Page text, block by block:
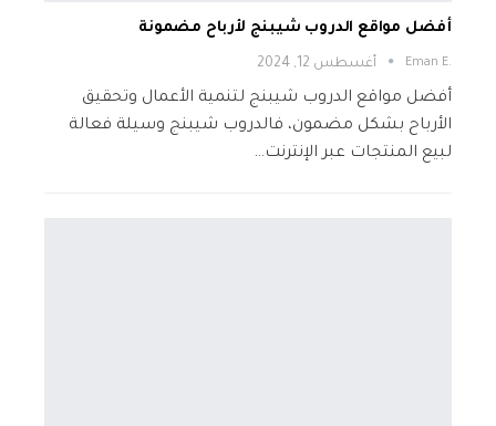
أفضل مواقع الدروب شيبنج لأرباح مضمونة
.Eman E أغسطس 12, 2024
أفضل مواقع الدروب شيبنج لتنمية الأعمال وتحقيق
الأرباح بشكل مضمون، فالدروب شيبنج وسيلة فعالة
لبيع المنتجات عبر الإنترنت…